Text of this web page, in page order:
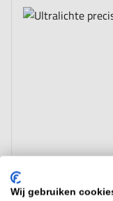
Wij gebruiken